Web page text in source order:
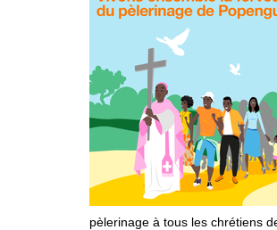
pèlerinage à tous les chrétiens